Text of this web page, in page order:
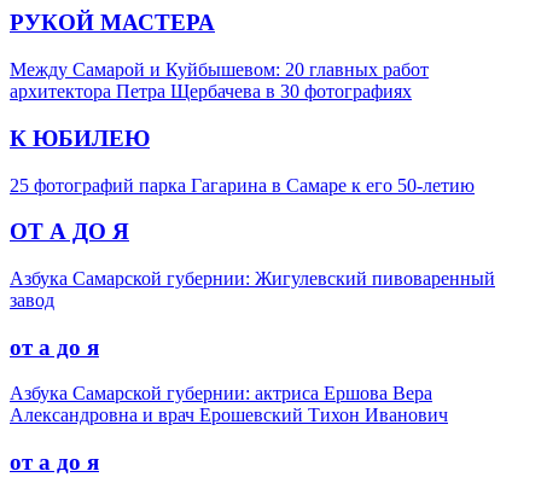
РУКОЙ МАСТЕРА
Между Самарой и Куйбышевом: 20 главных работ
архитектора Петра Щербачева в 30 фотографиях
К ЮБИЛЕЮ
25 фотографий парка Гагарина в Самаре к его 50-летию
ОТ А ДО Я
Азбука Самарской губернии: Жигулевский пивоваренный
завод
от а до я
Азбука Самарской губернии: актриса Ершова Вера
Александровна и врач Ерошевский Тихон Иванович
от а до я